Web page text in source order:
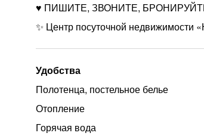
♥️ ПИШИТЕ, ЗВОНИТЕ,
✨ Центр посуточной недвижимости
Удобства
Полотенца, постельное белье
Отопление
Горячая вода